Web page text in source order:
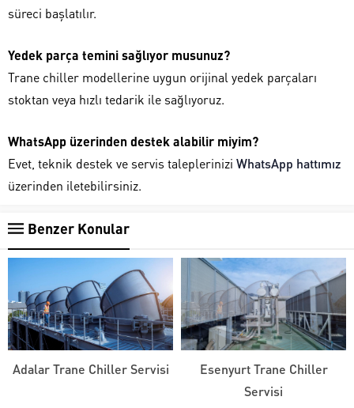
süreci başlatılır.
Yedek parça temini sağlıyor musunuz?
Trane chiller modellerine uygun orijinal yedek parçaları
stoktan veya hızlı tedarik ile sağlıyoruz.
WhatsApp üzerinden destek alabilir miyim?
Evet, teknik destek ve servis taleplerinizi WhatsApp hattımız
üzerinden iletebilirsiniz.
Benzer Konular
Adalar Trane Chiller Servisi
Esenyurt Trane Chiller
Servisi